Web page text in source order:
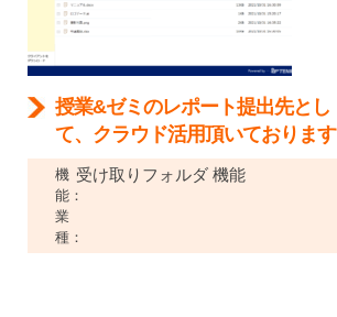
授業&ゼミのレポート提出先とし
て、クラウド活用頂いております
機
能：
受け取りフォルダ 機能
業
種：